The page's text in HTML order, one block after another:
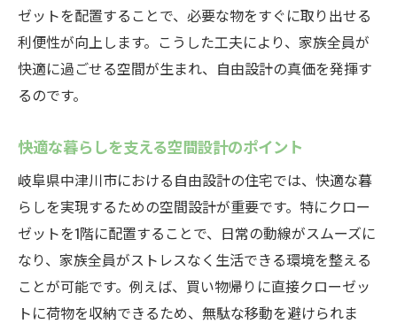
1階クローゼットが暮らしを変える理由
クローゼット配置の成功事例を紹介
中津川市で叶える理想の収納空間
自由設計を活かした中津川市の新常識クローゼ
自由設計で実現する新しいクローゼットの
形
中津川市の生活に密着した収納術
1階クローゼットがもたらす新たな価値観
自由設計で考えるクローゼットの進化
住まいの新常識を創る収納の工夫
ゼットを配置することで、必要な物をすぐに取り出せる
利便性が向上します。こうした工夫により、家族全員が
快適に過ごせる空間が生まれ、自由設計の真価を発揮す
るのです。
快適な暮らしを支える空間設計のポイント
岐阜県中津川市における自由設計の住宅では、快適な暮
らしを実現するための空間設計が重要です。特にクロー
ゼットを1階に配置することで、日常の動線がスムーズに
なり、家族全員がストレスなく生活できる環境を整える
ことが可能です。例えば、買い物帰りに直接クローゼッ
トに荷物を収納できるため、無駄な移動を避けられま